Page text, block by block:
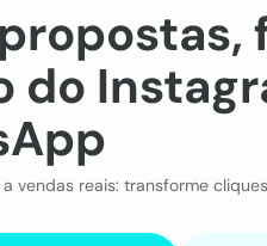
do
vendas reais: transforme